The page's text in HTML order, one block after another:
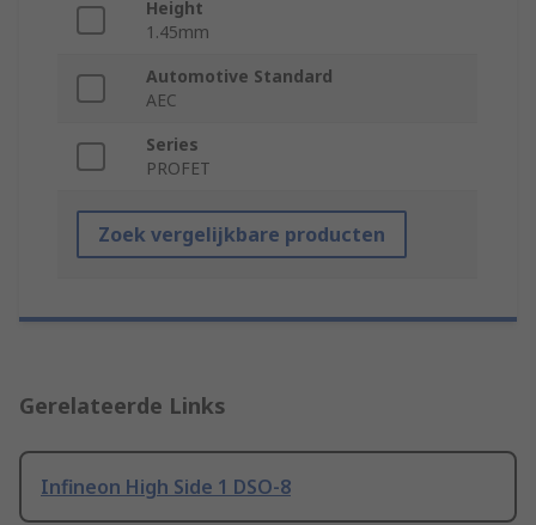
Height
1.45mm
Automotive Standard
AEC
Series
PROFET
Zoek vergelijkbare producten
Gerelateerde Links
Infineon High Side 1 DSO-8